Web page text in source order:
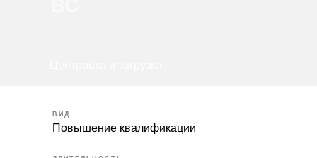
Повышение квалификации
ВИД